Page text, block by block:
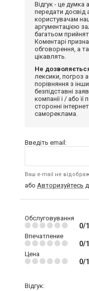
Відгук - це думка
передати досвід
користувачам
аргументацією
багатьом
Коментарі
обговорення, а
цікавлять.
Не
лексики, погроз
порівняння з
безпідставні
компанії і / або
сторонні
самореклама.
Введіть email:
Ваш e-mail не
або Авторизуйтесь
Обслуговування
0/
Впечатление
0/
Цена
0/
Відгук: